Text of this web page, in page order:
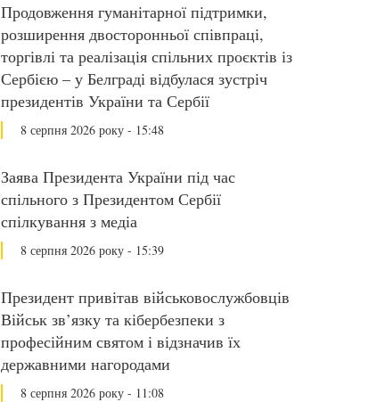
Продовження гуманітарної підтримки,
розширення двосторонньої співпраці,
торгівлі та реалізація спільних проєктів із
Сербією – у Белграді відбулася зустріч
президентів України та Сербії
8 серпня 2026 року - 15:48
Заява Президента України під час
спільного з Президентом Сербії
спілкування з медіа
8 серпня 2026 року - 15:39
Президент привітав військовослужбовців
Військ зв’язку та кібербезпеки з
професійним святом і відзначив їх
державними нагородами
8 серпня 2026 року - 11:08